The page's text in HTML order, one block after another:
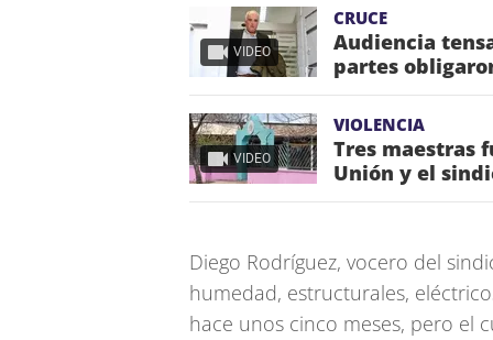
VIDEO
CRUCE
Audiencia
partes
VIDEO
VIOLENCIA
Tres maestras
Unión y el
Diego Rodríguez, vocero del
humedad, estructurales,
hace unos cinco meses, pero el